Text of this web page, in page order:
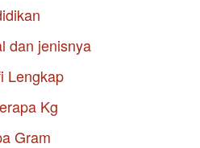
dan jenisnya
Lengkap
Kg
Gram